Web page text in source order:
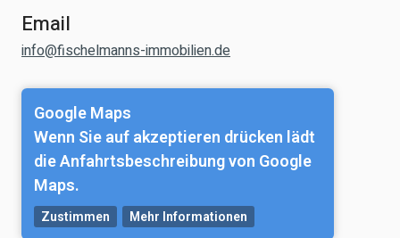
Email
info@fischelmanns-immobilien.de
Google Maps
Wenn Sie auf akzeptieren drücken lädt
die Anfahrtsbeschreibung von Google
Maps.
Zustimmen Mehr Informationen